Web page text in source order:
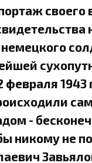
своего
немецкого
февраля 1943
-
никому не